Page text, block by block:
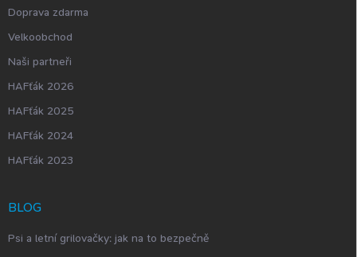
Doprava zdarma
Velkoobchod
Naši partneři
HAFťák 2026
HAFťák 2025
HAFťák 2024
HAFťák 2023
BLOG
Psi a letní grilovačky: jak na to bezpečně